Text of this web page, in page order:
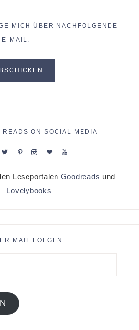
MICH ÜBER NACHFOLGENDE
MAIL.
READS ON SOCIAL MEDIA
Leseportalen Goodreads und
Lovelybooks
MAIL FOLGEN